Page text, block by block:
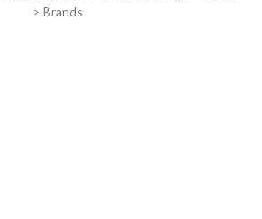
> Brands